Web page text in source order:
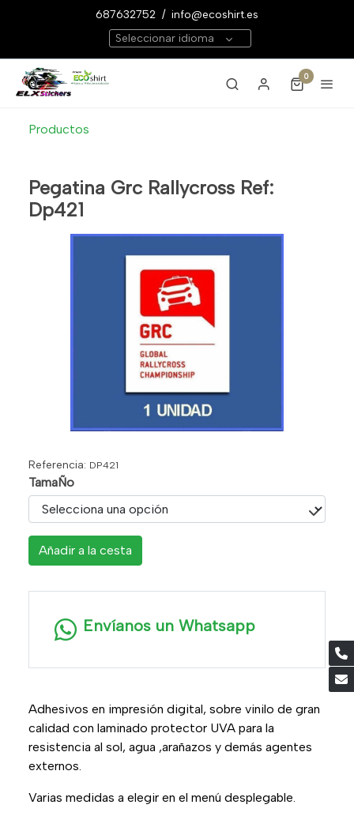
687632752 / info@ecoshirt.es
Seleccionar idioma
0
Productos
Pegatina Grc Rallycross Ref:
Dp421
Referencia: DP421
TamaÑo
Añadir a la cesta
Envíanos un Whatsapp
Adhesivos en impresión digital, sobre vinilo de gran
calidad con laminado protector UVA para la
resistencia al sol, agua ,arañazos y demás agentes
externos.
Varias medidas a elegir en el menú desplegable.